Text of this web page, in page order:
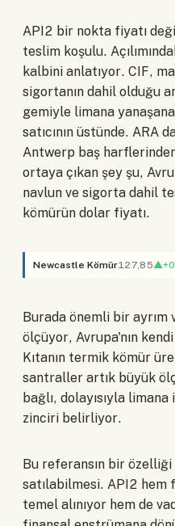
API2 bir nokta fiyatı
teslim koşulu.
kalbini anlatıyor. CIF,
sigortanın dahil olduğu
gemiyle limana
satıcının üstünde. ARA
Antwerp baş
ortaya çıkan şey şu,
navlun ve sigorta dahil
kömürün dolar fiyatı.
Newcastle Kömür127,85
Burada önemli bir
ölçüyor, Avrupa'nın
Kıtanın termik kömür
santraller artık büyük
bağlı, dolayısıyla
zinciri belirliyor.
Bu referansın bir özelliği
satılabilmesi. API2
temel alınıyor hem de